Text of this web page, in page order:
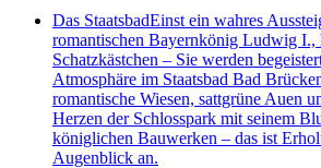
Das StaatsbadEinst ein wahres
romantischen Bayernkönig Ludwig I.,
Schatzkästchen – Sie werden
Atmosphäre im Staatsbad Bad
romantische Wiesen, sattgrüne Auen
Herzen der Schlosspark mit seinem
königlichen Bauwerken – das ist
Augenblick an.